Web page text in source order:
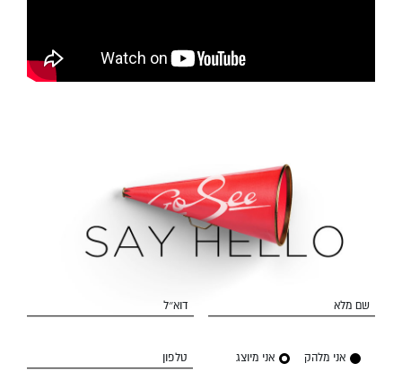
שם מלא דוא״ל
אני מלהק אני מיוצג טלפון